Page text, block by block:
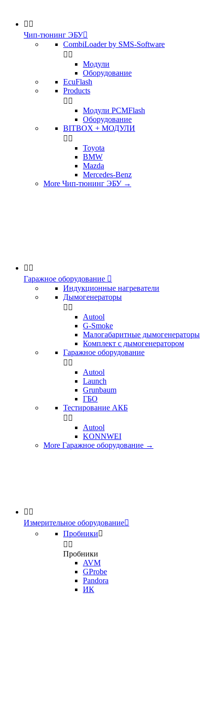
 
Чип-тюнинг ЭБУ
CombiLoader by SMS-Software
 
Модули
Оборудование
EcuFlash
Products
 
Модули PCMFlash
Оборудование
BITBOX + МОДУЛИ
 
Toyota
BMW
Mazda
Mercedes-Benz
More Чип-тюнинг ЭБУ →
 
Гаражное оборудование 
Индукционные нагреватели
Дымогенераторы
 
Аutool
G-Smoke
Малогабаритные дымогенераторы
Комплект с дымогенератором
Гаражное оборудование
 
Autool
Launch
Grunbaum
ГБО
Тестирование АКБ
 
Autool
KONNWEI
More Гаражное оборудование →
 
Измерительное оборудование
Пробники
 
Пробники
AVM
GProbe
Pandora
ИК